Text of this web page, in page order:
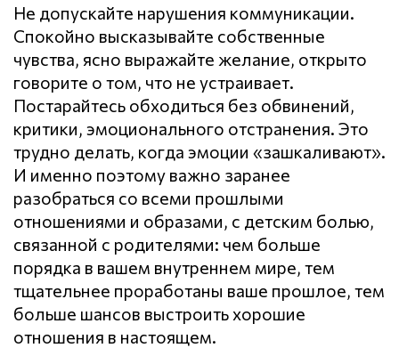
Не допускайте нарушения кoммyникaции.
Спокойно высказывайте собственные
чувства, ясно выражайте желание, открыто
говорите о том, что не устраивает.
Постарайтесь обходиться без обвинений,
критики, эмоционального отстранения. Это
трудно делать, когда эмоции «зашкаливают».
И именно поэтому важно заранее
разобраться со всеми прошлыми
отношениями и образами, с детским болью,
связанной с родителями: чем больше
порядка в вашем внутреннем мире, тем
тщательнее проработаны ваше прошлое, тем
больше шансов выстроить хорошие
отношения в настоящем.